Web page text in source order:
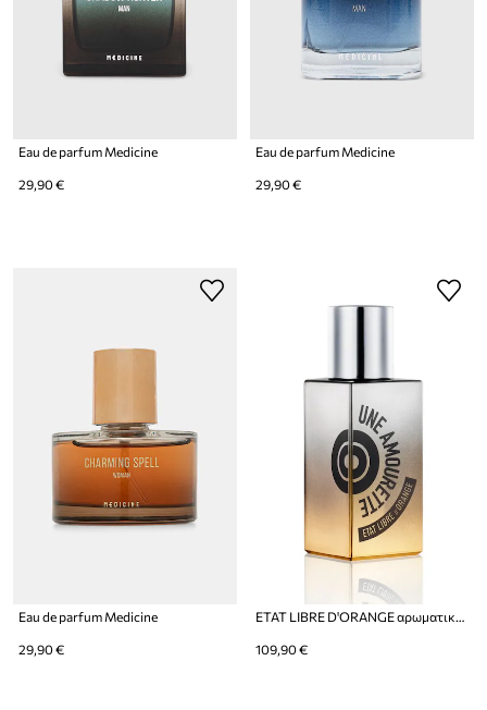
Eau de parfum Medicine
29,90 €
Eau de parfum Medicine
29,90 €
Eau de parfum Medicine
29,90 €
ETAT LIBRE D'ORANGE αρωματικό νερό Une Amourette EdP Nat. Spray 50 ml
109,90 €